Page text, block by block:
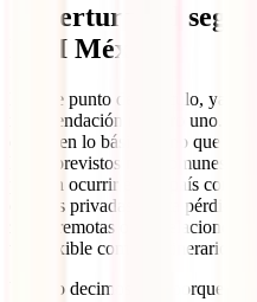
Cobertura del
IATI México
En este punto del artículo, ya
recomendación número uno.
queda en lo básico, sino que te
los imprevistos más comunes (y
pueden ocurrir en un país como
clínicas privadas, hasta pérdida
zonas remotas o cancelaciones
tan flexible como tu itinerario.
Y no lo decimos solo porque sí: